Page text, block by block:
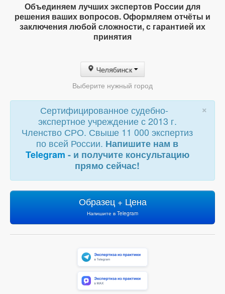
Объединяем лучших экспертов России для
решения ваших вопросов. Оформляем отчёты и
заключения любой сложности, с гарантией их
принятия
Челябинск
Выберите нужный город
×
Сертифицированное судебно-
экспертное учреждение с 2013 г.
Членство СРО. Свыше 11 000 экспертиз
по всей России. Напишите нам в
Telegram - и получите консультацию
прямо сейчас!
Образец + Цена
Напишите в Telegram